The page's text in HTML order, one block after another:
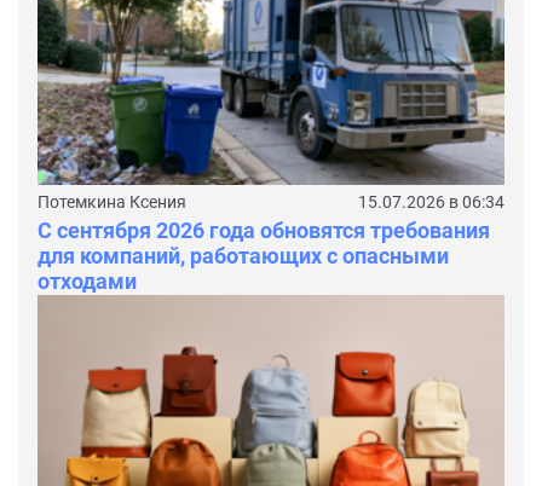
Потемкина Ксения 15.07.2026 в 06:34
С сентября 2026 года обновятся требования
для компаний, работающих с опасными
отходами